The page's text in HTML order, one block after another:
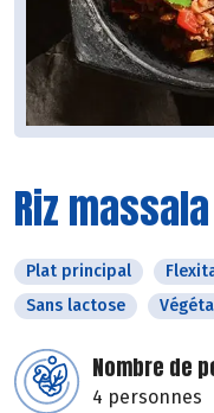
Riz
Plat principal
Sans lactose
Nombre de
4 personnes